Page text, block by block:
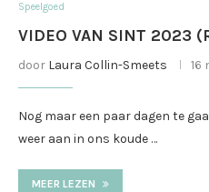
Speelgoed
VIDEO VAN SINT 2023
door Laura Collin-Smeets 16
Nog maar een paar dagen te
weer aan in ons koude …
MEER LEZEN